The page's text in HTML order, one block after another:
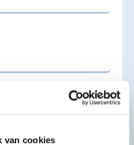
van cookies